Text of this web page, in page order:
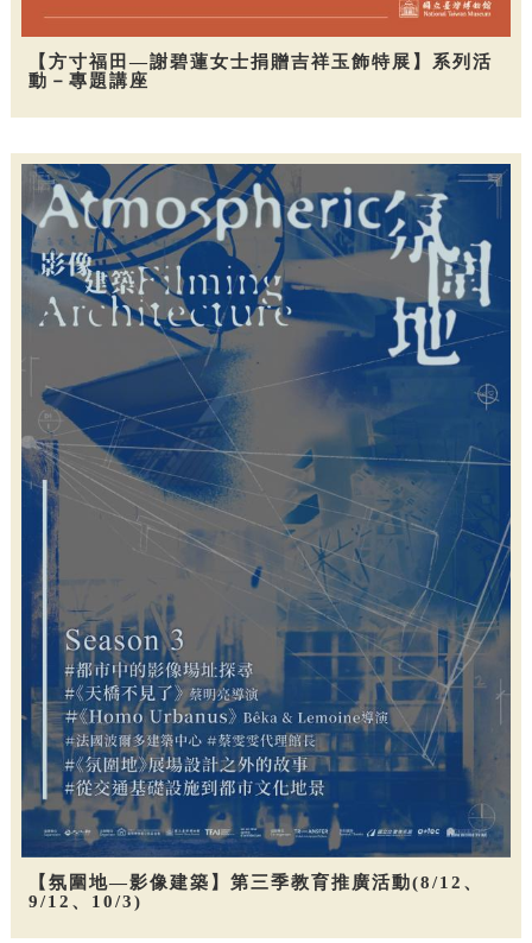
【方寸福田—謝碧蓮女士捐贈吉祥玉飾特展】系列活
動－專題講座
【氛圍地—影像建築】第三季教育推廣活動(8/12、
9/12、10/3)